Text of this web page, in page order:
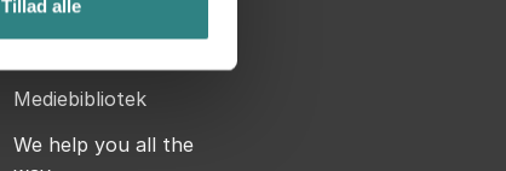
Tillad alle
Terms and conditions
Mediebibliotek
We help you all the